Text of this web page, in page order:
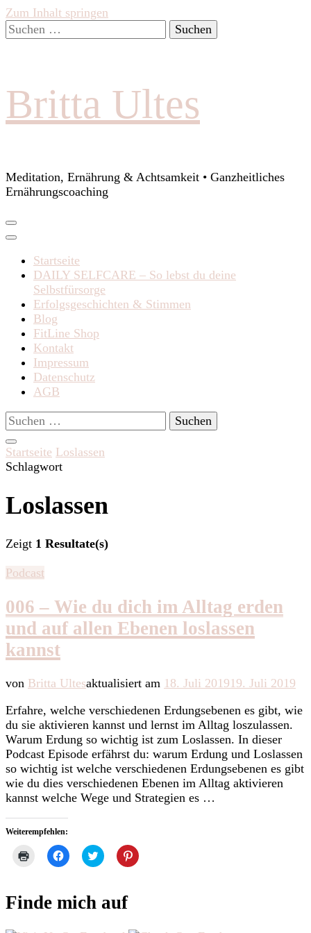
Zum Inhalt springen
Suchen
nach:
Britta Ultes
Meditation, Ernährung & Achtsamkeit • Ganzheitliches
Ernährungscoaching
Startseite
DAILY SELFCARE – So lebst du deine
Selbstfürsorge
Erfolgsgeschichten & Stimmen
Blog
FitLine Shop
Kontakt
Impressum
Datenschutz
AGB
Suchen
nach:
Startseite Loslassen
Schlagwort
Loslassen
Zeigt 1 Resultate(s)
Podcast
006 – Wie du dich im Alltag erden
und auf allen Ebenen loslassen
kannst
von Britta Ultesaktualisiert am 18. Juli 201919. Juli 2019
Erfahre, welche verschiedenen Erdungsebenen es gibt, wie
du sie aktivieren kannst und lernst im Alltag loszulassen.
Warum Erdung so wichtig ist zum Loslassen. In dieser
Podcast Episode erfährst du: warum Erdung und Loslassen
so wichtig ist welche verschiedenen Erdungsebenen es gibt
wie du dies verschiedenen Ebenen im Alltag aktivieren
kannst welche Wege und Strategien es …
Weiterempfehlen:
Klicken
zum
neuem
Fenster
Klick,
um
teilen
(Wird
Klick,
um
teilen
(Wird
Klick,
um
Finde mich auf